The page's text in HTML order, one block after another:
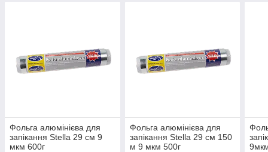
Фольга алюмінієва для
запікання Stella 29 см 9
мкм 600г
Фольга алюмінієва для
запікання Stella 29 см 150
м 9 мкм 500г